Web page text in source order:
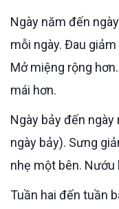
Ngày năm đến ngày bảy — sưng bắt đầu giảm rõ rệt
mỗi ngày. Đau
Mở miệng rộng
mái hơn.
Ngày bảy đến ngày mười — tái khám cắt chỉ (thường
ngày bảy). Sưng
nhẹ một bên.
Tuần hai đến tuần ba — sưng hết hoàn toàn, nướu